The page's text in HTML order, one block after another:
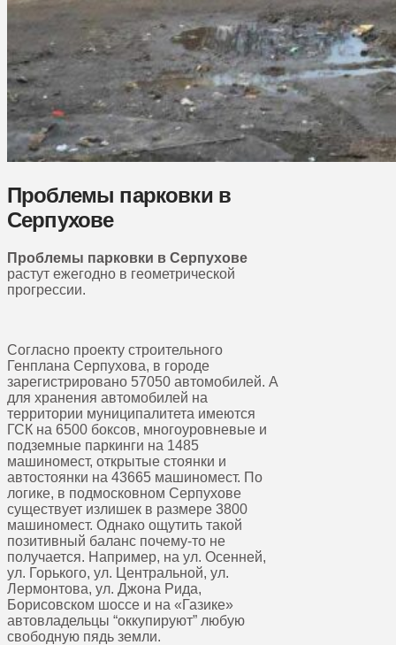
Проблемы парковки в
Серпухове
Проблемы парковки в Серпухове
растут ежегодно в геометрической
прогрессии.
Согласно проекту строительного
Генплана Серпухова, в городе
зарегистрировано 57050 автомобилей. А
для хранения автомобилей на
территории муниципалитета имеются
ГСК на 6500 боксов, многоуровневые и
подземные паркинги на 1485
машиномест, открытые стоянки и
автостоянки на 43665 машиномест. По
логике, в подмосковном Серпухове
существует излишек в размере 3800
машиномест. Однако ощутить такой
позитивный баланс почему-то не
получается. Например, на ул. Осенней,
ул. Горького, ул. Центральной, ул.
Лермонтова, ул. Джона Рида,
Борисовском шоссе и на «Газике»
автовладельцы “оккупируют” любую
свободную пядь земли.